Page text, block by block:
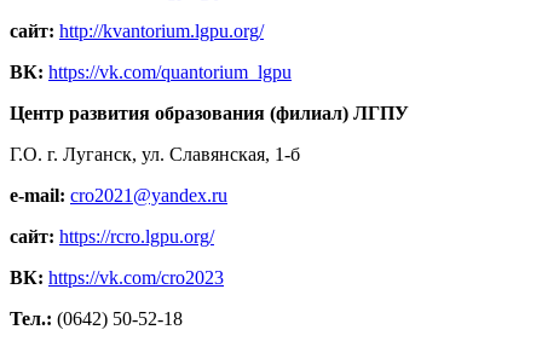
сайт: http://kvantorium.lgpu.org/
ВК: https://vk.com/quantorium_lgpu
Центр развития образования (филиал) ЛГПУ
Г.О. г. Луганск, ул. Славянская, 1-б
e-mail: cro2021@yandex.ru
сайт: https://rcro.lgpu.org/
ВК: https://vk.com/cro2023
Тел.: (0642) 50-52-18